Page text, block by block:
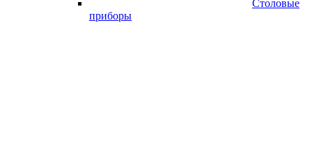
Столовые
приборы